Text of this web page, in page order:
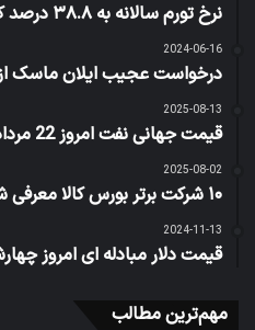
نرخ تورم سالانه به ۳۸.۸ درصد کاهش یافت
2024-06-16
درخواست عجیب ایلان ماسک
2025-08-13
قیمت جهانی نفت امروز 22 مرداد 1404
2025-08-02
۱۰ شرکت برتر بورس کالا معرفی شدند
2024-11-13
قیمت دلار مبادله ای امروز چهارشنبه 23
مهم‌ترین مطالب